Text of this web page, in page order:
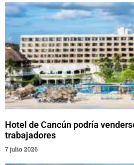
Hotel de Cancún podría
trabajadores
7 julio 2026